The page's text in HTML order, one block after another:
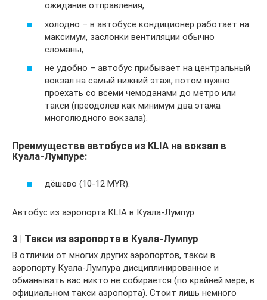
ожидание отправления,
холодно – в автобусе кондиционер работает на
максимум, заслонки вентиляции обычно
сломаны,
не удобно – автобус прибывает на центральный
вокзал на самый нижний этаж, потом нужно
проехать со всеми чемоданами до метро или
такси (преодолев как минимум два этажа
многолюдного вокзала).
Преимущества автобуса из KLIA на вокзал в
Куала-Лумпуре:
дёшево (10-12 MYR).
Автобус из аэропорта KLIA в Куала-Лумпур
3 | Такси из аэропорта в Куала-Лумпур
В отличии от многих других аэропортов, такси в
аэропорту Куала-Лумпура дисциплинированное и
обманывать вас никто не собирается (по крайней мере, в
официальном такси аэропорта). Стоит лишь немного